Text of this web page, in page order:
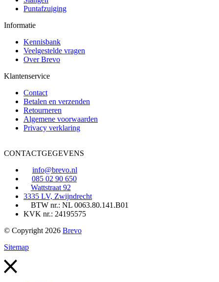
Puntafzuiging
Informatie
Kennisbank
Veelgestelde vragen
Over Brevo
Klantenservice
Contact
Betalen en verzenden
Retourneren
Algemene voorwaarden
Privacy verklaring
CONTACTGEGEVENS
info@brevo.nl
085 02 90 650
Wattstraat 92
3335 LV, Zwijndrecht
BTW nr.: NL 0063.80.141.B01
KVK nr.: 24195575
© Copyright 2026 Brevo
Sitemap